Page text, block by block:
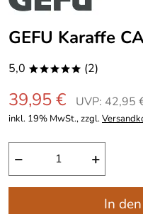
GEFU Karaffe
5,0 ***** (2)
39,95 € UVP: 42,95
inkl. 19% MwSt., zzgl.
− +
In